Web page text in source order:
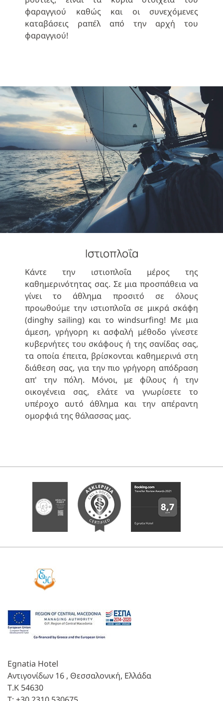
φαραγγιού καθώς και οι συνεχόμενες
καταβάσεις ραπέλ από την αρχή του
φαραγγιού!
Ιστιοπλοΐα
Κάντε την ιστιοπλοΐα μέρος της
καθημερινότητας σας. Σε μια προσπάθεια να
γίνει το άθλημα προσιτό σε όλους
προωθούμε την ιστιοπλοΐα σε μικρά σκάφη
(dinghy sailing) και το windsurfing! Με μια
άμεση, γρήγορη κι ασφαλή μέθοδο γίνεστε
κυβερνήτες του σκάφους ή της σανίδας σας,
τα οποία έπειτα, βρίσκονται καθημερινά στη
διάθεση σας, για την πιο γρήγορη απόδραση
απ' την πόλη. Μόνοι, με φίλους ή την
οικογένεια σας, ελάτε να γνωρίσετε το
υπέροχο αυτό άθλημα και την απέραντη
ομορφιά της θάλασσας μας.
Egnatia Hotel
Αντιγονίδων 16 , Θεσσαλονική, Ελλάδα
Τ.Κ 54630